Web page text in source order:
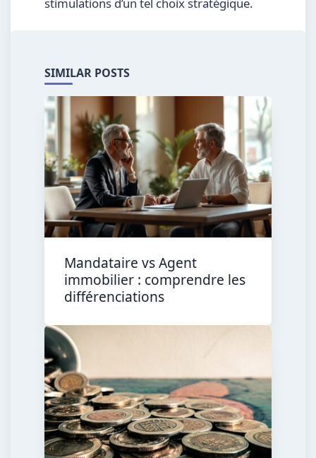
stimulations d’un tel choix stratégique.
SIMILAR POSTS
Mandataire vs Agent
immobilier : comprendre les
différenciations